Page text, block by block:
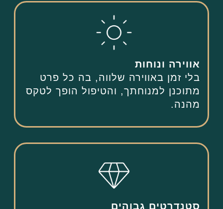
אווירה ונוחות
בלי זמן באווירה שלווה, בה כל פרט
מתוכנן למנוחתך, והטיפול הופך לטקס
מהנה.
סטנדרטים גבוהים